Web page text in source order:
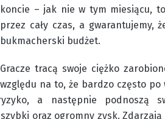
koncie – jak nie w tym miesiącu,
przez cały czas, a gwarantujemy,
bukmacherski budżet.
Gracze tracą swoje ciężko
względu na to, że bardzo często
a następnie podnoszą
oraz ogromny zysk.